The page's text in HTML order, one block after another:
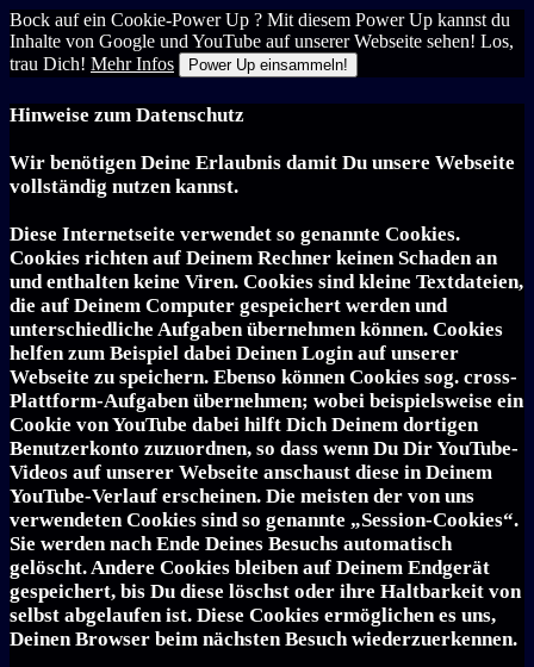
Bock auf ein Cookie-Power Up ? Mit diesem Power Up kannst du
Inhalte von Google und YouTube auf unserer Webseite sehen! Los,
trau Dich! Mehr Infos Power Up einsammeln!
Hinweise zum Datenschutz
Wir benötigen Deine Erlaubnis damit Du unsere Webseite
vollständig nutzen kannst.
Diese Internetseite verwendet so genannte Cookies.
Cookies richten auf Deinem Rechner keinen Schaden an
und enthalten keine Viren. Cookies sind kleine Textdateien,
die auf Deinem Computer gespeichert werden und
unterschiedliche Aufgaben übernehmen können. Cookies
helfen zum Beispiel dabei Deinen Login auf unserer
Webseite zu speichern. Ebenso können Cookies sog. cross-
Plattform-Aufgaben übernehmen; wobei beispielsweise ein
Cookie von YouTube dabei hilft Dich Deinem dortigen
Benutzerkonto zuzuordnen, so dass wenn Du Dir YouTube-
Videos auf unserer Webseite anschaust diese in Deinem
YouTube-Verlauf erscheinen. Die meisten der von uns
verwendeten Cookies sind so genannte „Session-Cookies“.
Sie werden nach Ende Deines Besuchs automatisch
gelöscht. Andere Cookies bleiben auf Deinem Endgerät
gespeichert, bis Du diese löschst oder ihre Haltbarkeit von
selbst abgelaufen ist. Diese Cookies ermöglichen es uns,
Deinen Browser beim nächsten Besuch wiederzuerkennen.